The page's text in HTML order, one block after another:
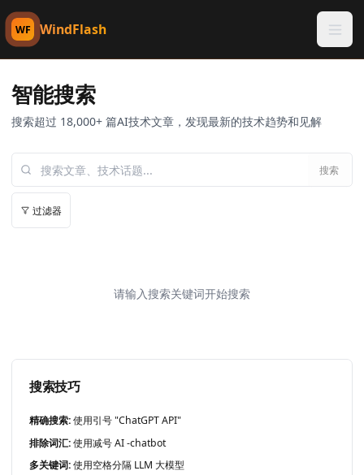
WF WindFlash
智能搜索
搜索超过 18,000+ 篇AI技术文章，发现最新的技术趋势和见解
搜索
过滤器
请输入搜索关键词开始搜索
搜索技巧
精确搜索:使用引号 "ChatGPT API"
排除词汇:使用减号 AI -chatbot
多关键词:使用空格分隔 LLM 大模型